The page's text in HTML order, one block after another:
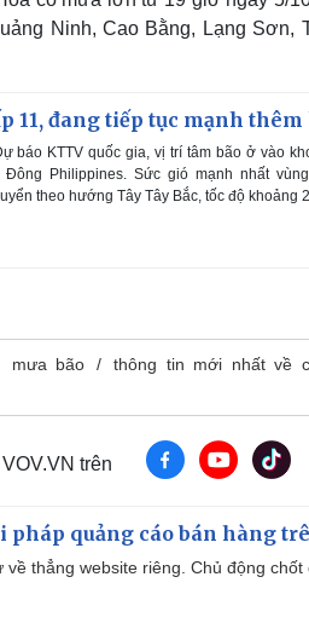
Ninh, Cao Bằng, Lạng Sơn,
11, đang tiếp tục mạnh
báo KTTV quốc gia, vị trí tâm bão ở vào
Philippines. Sức gió mạnh nhất
theo hướng Tây Tây Bắc, tốc độ khoảng
mưa bão thông tin mới nhất về
trên
pháp quảng cáo bán hàng
thẳng website riêng. Chủ động